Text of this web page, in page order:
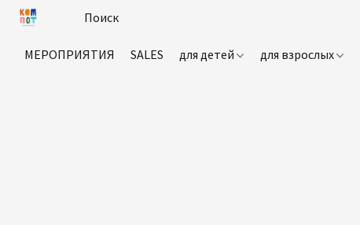
МЕРОПРИЯТИЯ SALES для детей для взрослых